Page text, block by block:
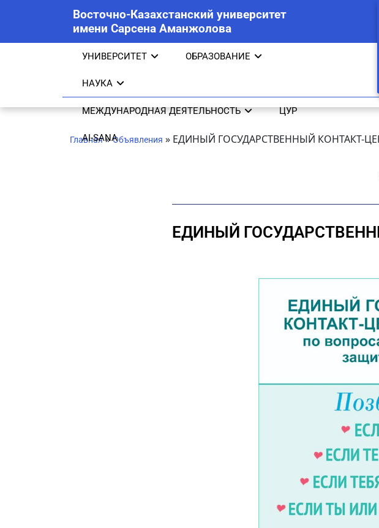
Восточно-Казахстанский университет
имени Сарсена Аманжолова
УНИВЕРСИТЕТ ОБРАЗОВАНИЕ
НАУКА
МЕЖДУНАРОДНАЯ ДЕЯТЕЛЬНОСТЬ ЦУР
AI-SANA
Главная»Объявления » ЕДИНЫЙ ГОСУДАРСТВЕННЫЙ КОНТАКТ-
ЕДИНЫЙ